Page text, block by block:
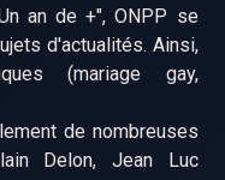
an de +", ONPP se
d'actualités. Ainsi,
(mariage gay,
de nombreuses
Delon, Jean Luc